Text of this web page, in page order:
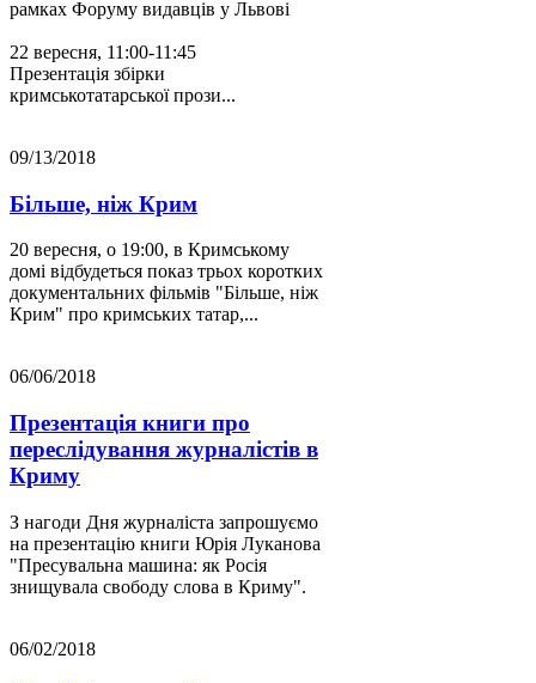
рамках Форуму видавців у Львові
22 вересня, 11:00-11:45
Презентація збірки
кримськотатарської прози...
09/13/2018
Більше, ніж Крим
20 вересня, о 19:00, в Кримському
домі відбудеться показ трьох коротких
документальних фільмів "Більше, ніж
Крим" про кримських татар,...
06/06/2018
Презентація книги про
переслідування журналістів в
Криму
З нагоди Дня журналіста запрошуємо
на презентацію книги Юрія Луканова
"Пресувальна машина: як Росія
знищувала свободу слова в Криму".
06/02/2018